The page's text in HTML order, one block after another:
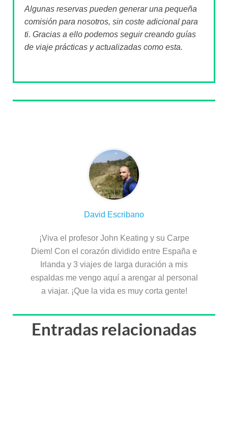
Algunas reservas pueden generar una pequeña
comisión para nosotros, sin coste adicional para
ti. Gracias a ello podemos seguir creando guías
de viaje prácticas y actualizadas como esta.
David Escribano
¡Viva el profesor John Keating y su Carpe
Diem! Con el corazón dividido entre España e
Irlanda y 3 viajes de larga duración a mis
espaldas me vengo aquí a arengar al personal
a viajar. ¡Que la vida es muy corta gente!
Entradas relacionadas